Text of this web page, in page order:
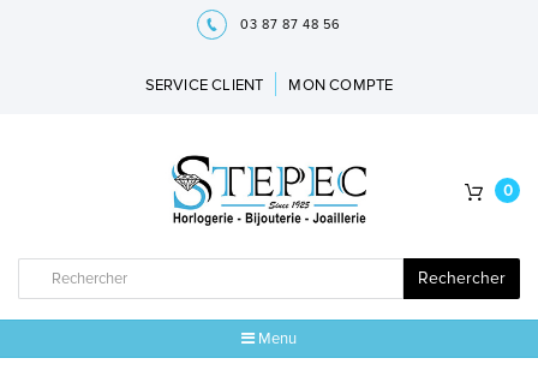
03 87 87 48 56
SERVICE CLIENT MON COMPTE
Rechercher
0
Menu